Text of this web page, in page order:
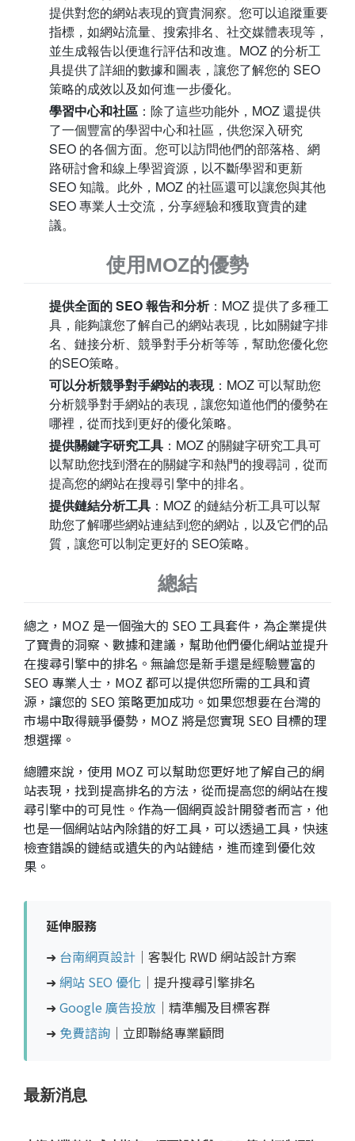
提供對您的網站表現的寶貴洞察。您可以追蹤重要
指標，如網站流量、搜索排名、社交媒體表現等，
並生成報告以便進行評估和改進。MOZ 的分析工
具提供了詳細的數據和圖表，讓您了解您的 SEO
策略的成效以及如何進一步優化。
學習中心和社區 ：除了這些功能外，MOZ 還提供
了一個豐富的學習中心和社區，供您深入研究
SEO 的各個方面。您可以訪問他們的部落格、網
路研討會和線上學習資源，以不斷學習和更新
SEO 知識。此外，MOZ 的社區還可以讓您與其他
SEO 專業人士交流，分享經驗和獲取寶貴的建
議。
使用MOZ的優勢
提供全面的 SEO 報告和分析：MOZ 提供了多種工
具，能夠讓您了解自己的網站表現，比如關鍵字排
名、鏈接分析、競爭對手分析等等，幫助您優化您
的SEO策略。
可以分析競爭對手網站的表現：MOZ 可以幫助您
分析競爭對手網站的表現，讓您知道他們的優勢在
哪裡，從而找到更好的優化策略。
提供關鍵字研究工具 ：MOZ 的關鍵字研究工具可
以幫助您找到潛在的關鍵字和熱門的搜尋詞，從而
提高您的網站在搜尋引擎中的排名。
提供鏈結分析工具 ：MOZ 的鏈結分析工具可以幫
助您了解哪些網站連結到您的網站，以及它們的品
質，讓您可以制定更好的 SEO策略。
總結
總之，MOZ 是一個強大的 SEO 工具套件，為企業提供
了寶貴的洞察、數據和建議，幫助他們優化網站並提升
在搜尋引擎中的排名。無論您是新手還是經驗豐富的
SEO 專業人士，MOZ 都可以提供您所需的工具和資
源，讓您的 SEO 策略更加成功。如果您想要在台灣的
市場中取得競爭優勢，MOZ 將是您實現 SEO 目標的理
想選擇。
總體來說，使用 MOZ 可以幫助您更好地了解自己的網
站表現，找到提高排名的方法，從而提高您的網站在搜
尋引擎中的可見性。作為一個網頁設計開發者而言，他
也是一個網站站內除錯的好工具，可以透過工具，快速
檢查錯誤的鏈結或遺失的內站鏈結，進而達到優化效
果。
延伸服務
➜ 台南網頁設計 ｜客製化 RWD 網站設計方案
➜ 網站 SEO 優化 ｜提升搜尋引擎排名
➜ Google 廣告投放 ｜精準觸及目標客群
➜ 免費諮詢 ｜立即聯絡專業顧問
最新消息